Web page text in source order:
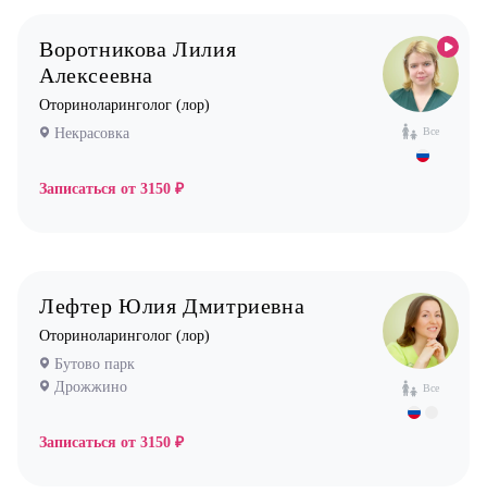
Все
Воротникова Лилия
Алексеевна
Оториноларинголог (лор)
Некрасовка
Записаться от 3150 ₽
Все
Лефтер Юлия Дмитриевна
Оториноларинголог (лор)
Бутово парк
Дрожжино
Записаться от 3150 ₽